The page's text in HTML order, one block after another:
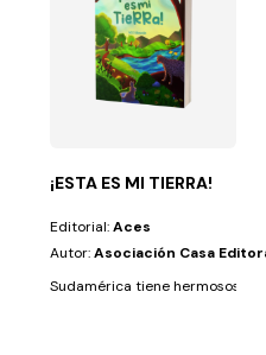
en blanco...
disfruta de enseñar a sus alumnos
¡ESTA ES MI TIERRA!
Editorial:Aces
Autor:Asociación Casa
Sudamérica tiene hermosos